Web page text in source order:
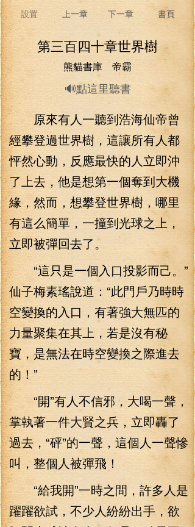
設置 上一章 下一章 書頁
第三百四十章世界樹
熊貓書庫 帝霸
🔊點這里聽書
原來有人一聽到浩海仙帝曾
經攀登過世界樹，這讓所有人都
怦然心動，反應最快的人立即沖
了上去，他是想第一個奪到大機
緣，然而，想攀登世界樹，哪里
有這么簡單，一撞到光球之上，
立即被彈回去了。
“這只是一個入口投影而己。”
仙子梅素瑤說道：“此門戶乃時時
空變換的入口，有著強大無匹的
力量聚集在其上，若是沒有秘
寶，是無法在時空變換之際進去
的！”
“開”有人不信邪，大喝一聲，
掌執著一件大賢之兵，立即轟了
過去，“砰”的一聲，這個人一聲慘
叫，整個人被彈飛！
“給我開”一時之間，許多人是
躍躍欲試，不少人紛紛出手，欲